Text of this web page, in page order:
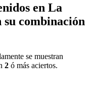
en La
combinación
se muestran
2 ó más aciertos.